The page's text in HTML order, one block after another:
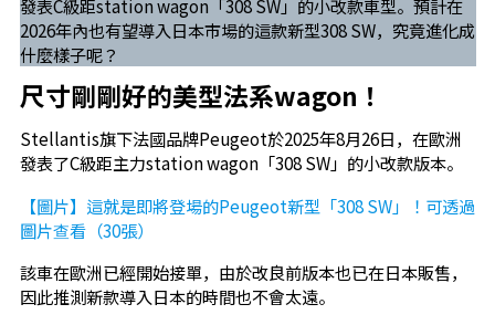
發表C級距station wagon「308 SW」的小改款車型。預計在
2026年內也有望導入日本市場的這款新型308 SW，究竟進化成
什麼樣子呢？
尺寸剛剛好的美型法系wagon！
Stellantis旗下法國品牌Peugeot於2025年8月26日，在歐洲
發表了C級距主力station wagon「308 SW」的小改款版本。
【圖片】這就是即將登場的Peugeot新型「308 SW」！可透過
圖片查看（30張）
該車在歐洲已經開始接單，由於改良前版本也已在日本販售，
因此推測新款導入日本的時間也不會太遠。